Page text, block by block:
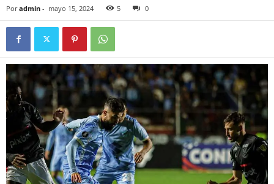
Por admin - mayo 15, 2024 5 0